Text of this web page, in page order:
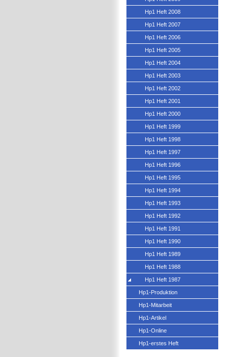
Hp1 Heft 2008
Hp1 Heft 2007
Hp1 Heft 2006
Hp1 Heft 2005
Hp1 Heft 2004
Hp1 Heft 2003
Hp1 Heft 2002
Hp1 Heft 2001
Hp1 Heft 2000
Hp1 Heft 1999
Hp1 Heft 1998
Hp1 Heft 1997
Hp1 Heft 1996
Hp1 Heft 1995
Hp1 Heft 1994
Hp1 Heft 1993
Hp1 Heft 1992
Hp1 Heft 1991
Hp1 Heft 1990
Hp1 Heft 1989
Hp1 Heft 1988
Hp1 Heft 1987
Hp1-Produktion
Hp1-Mitarbeit
Hp1-Artikel
Hp1-Online
Hp1-erstes Heft